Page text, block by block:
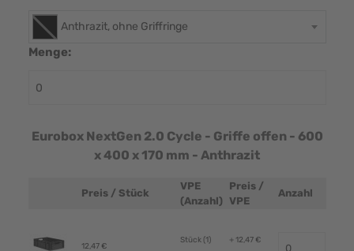
Anthrazit, ohne Griffringe
Menge:
Eurobox NextGen 2.0 Cycle - Griffe offen - 600
x 400 x 170 mm - Anthrazit
Produktbild
Preis / Stück
VPE
(Anzahl)
Preis /
VPE
Anzahl
12,47 €
Stück (1) + 12,47 €